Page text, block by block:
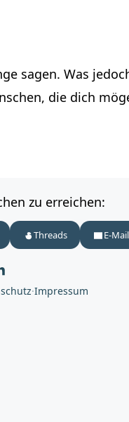
sagen. Was
die dich
zu erreichen:
Threads E-Mail
·Impressum